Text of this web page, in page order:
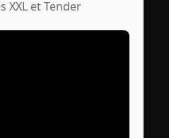
XXL et Tender